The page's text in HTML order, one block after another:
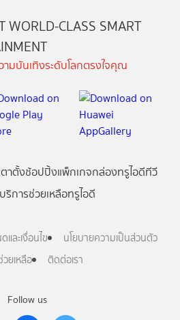
Follow us
WORLD-CLASS SMART
มบันเทิงระดับโลกตรงใจคุณ
ตาตั้งช้อปปิ้งแพ็กเกจกล่องทรูไอดีทีวี
บริการช่วยเหลือทรูไอดี
และเงื่อนไข
นโยบายความเป็นส่วนตัว
ยเหลือ
ติดต่อเรา